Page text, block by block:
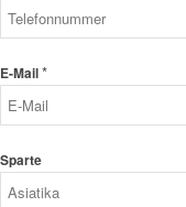
E-Mail*
Sparte